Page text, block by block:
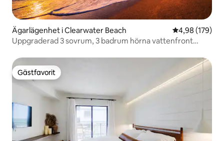
Ägarlägenhet i Clearwater Beach 4,98 av 5 i
4,98 (179)
Uppgraderad 3 sovrum, 3 badrum hörna vattenfront
Gästfavorit
Gästfavorit